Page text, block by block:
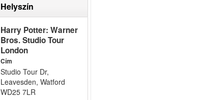
Helyszín
Harry Potter: Warner
Bros. Studio Tour
London
Cím
Studio Tour Dr,
Leavesden, Watford
WD25 7LR